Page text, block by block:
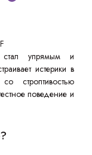
упрямым и
истерики в
строптивостью
поведение и